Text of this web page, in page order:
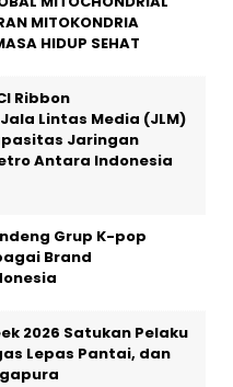
MITOKONDRIA
HIDUP SEHAT
Ribbon
Lintas Media (JLM)
Jaringan
Antara Indonesia
Grup K-pop
Brand
2026 Satukan Pelaku
Lepas Pantai, dan